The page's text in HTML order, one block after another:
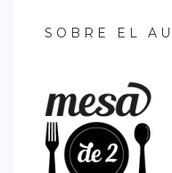
SOBRE EL